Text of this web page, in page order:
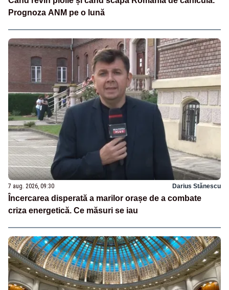
Prognoza ANM pe o lună
7 aug. 2026, 09:30 Darius Stănescu
Încercarea disperată a marilor orașe de a combate
criza energetică. Ce măsuri se iau